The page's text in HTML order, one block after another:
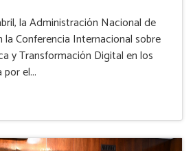
la Administración Nacional de
Conferencia Internacional sobre
y Transformación Digital en los
el...